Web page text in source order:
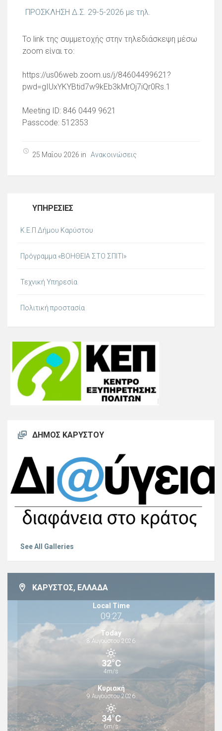
ΠΡΟΣΚΛΗΣΗ Δ.Σ. 29-5-2026 με τηλ.
Το link της συμμετοχής στην τηλεδιάσκεψη μέσω
zoom είναι το:
https://us06web.zoom.us/j/84604499621?
pwd=gIUxYKYBtid7w9kEb3kMrOj7iQr0Rs.1
Meeting ID: 846 0449 9621
Passcode: 512353
25 Μαΐου 2026 in Ανακοινώσεις
ΥΠΗΡΕΣΊΕΣ
Κ.Ε.Π Δήμου Καρύστου
Πρόγραμμα «ΒΟΗΘΕΙΑ ΣΤΟ ΣΠΙΤΙ»
Τεχνική Υπηρεσία
Πολιτική προστασία
ΔΉΜΟΣ ΚΑΡΎΣΤΟΥ
See All Galleries
ΚΆΡΥΣΤΟΣ, ΕΛΛΆΔΑ
Local Time
09:27
Today
8 Αυγούστου 2026
32°C
4m/s
Κυριακή
9 Αυγούστου 2026
34°C
6m/s